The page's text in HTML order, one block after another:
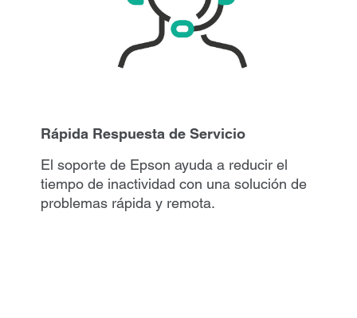
Rápida Respuesta de Servicio
El soporte de Epson ayuda a reducir el
tiempo de inactividad con una solución de
problemas rápida y remota.